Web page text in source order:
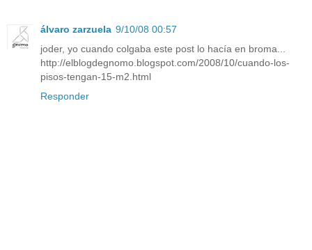
álvaro zarzuela 9/10/08 00:57
joder, yo cuando colgaba este post lo hacía en broma...
http://elblogdegnomo.blogspot.com/2008/10/cuando-los-
pisos-tengan-15-m2.html
Responder